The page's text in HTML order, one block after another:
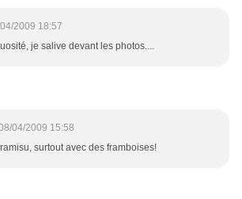
2009 18:57
je salive devant les photos....
04/2009 15:58
surtout avec des framboises!